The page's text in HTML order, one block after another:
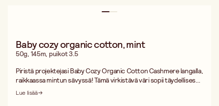
Baby cozy organic cotton, mint
50g, 145m, puikot 3.5
Piristä projektejasi Baby Cozy Organic Cotton Cashmere langalla,
raikkaassa mintun sävyssä! Tämä virkistävä väri sopii täydellisesti
vauvanpeittoihin, pieniin puseroihin tai piristykseksi suurempiin
Lue lisää